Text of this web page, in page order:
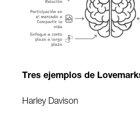
Tres ejemplos de
Harley Davison